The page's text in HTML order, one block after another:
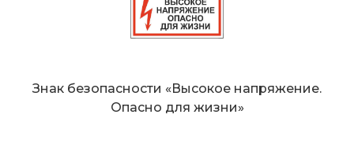
Знак безопасности «Высокое напряжение.
Опасно для жизни»